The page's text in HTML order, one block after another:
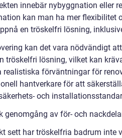
innebär nybyggnation eller
kan man ha mer flexibilitet
en tröskelfri lösning,
kan det vara nödvändigt
tröskelfri lösning, vilket kan
realistiska förväntningar för
hantverkare för att
och
genomgång av för- och
sett har tröskelfria badrum inte